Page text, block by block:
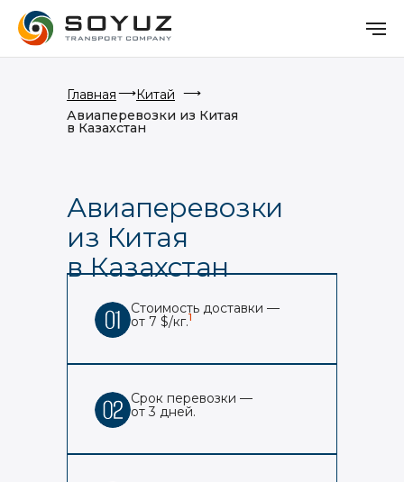
Главная⟶Китай ⟶
Авиаперевозки из Китая
в Казахстан
Авиаперевозки
из Китая
в Казахстан
Стоимость доставки —
от 7 $/кг.1
Срок перевозки —
от 3 дней.